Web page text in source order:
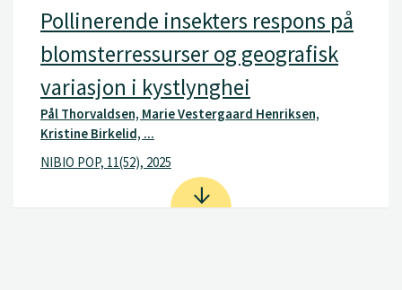
Pollinerende insekters respons på
blomsterressurser og geografisk
variasjon i kystlynghei
Pål Thorvaldsen, Marie Vestergaard Henriksen,
Kristine Birkelid, ...
NIBIO POP, 11(52), 2025